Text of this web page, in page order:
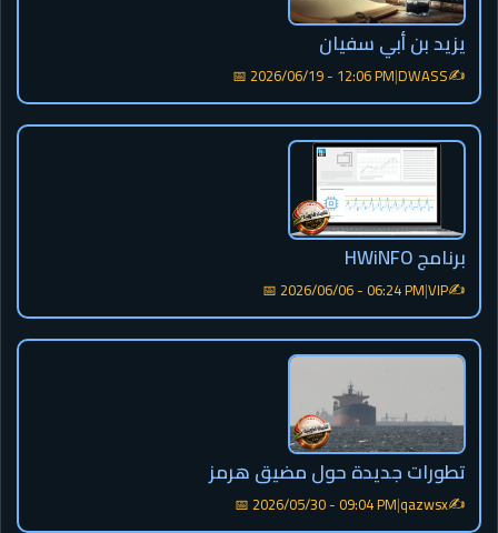
يزيد بن أبي سفيان
✍️
DWASS
|
📅 2026/06/19 - 12:06 PM
برنامج HWiNFO
✍️
VIP
|
📅 2026/06/06 - 06:24 PM
تطورات جديدة حول مضيق هرمز
✍️
qazwsx
|
📅 2026/05/30 - 09:04 PM